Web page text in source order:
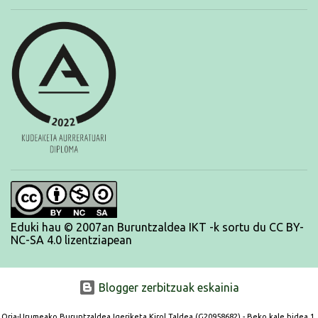
da denboraldia, baina lanean jarraituko dugu azken txanpan
dauden horiekin, norberak bere helburu pertsonalak lor ditzan.
BRNPWR!
Eduki hau © 2007an Buruntzaldea IKT -k sortu du CC BY-
NC-SA 4.0 lizentziapean
Blogger zerbitzuak eskainia